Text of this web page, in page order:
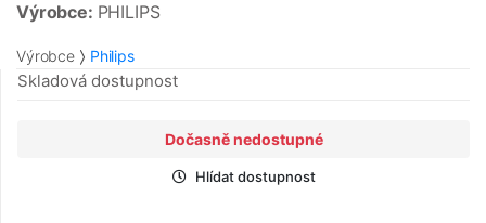
Výrobce: PHILIPS
Výrobce Philips
Skladová dostupnost
Dočasně nedostupné
Hlídat dostupnost